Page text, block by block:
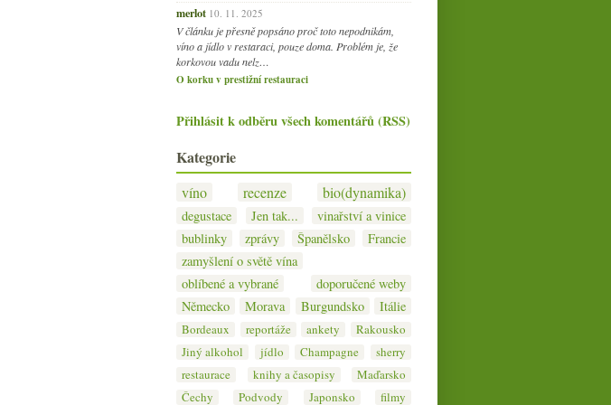
merlot 10. 11. 2025
V článku je přesně popsáno proč toto nepodnikám,
víno a jídlo v restaraci, pouze doma. Problém je, že
korkovou vadu nelz…
O korku v prestižní restauraci
Přihlásit k odběru všech komentářů (RSS)
Kategorie
víno recenze bio(dynamika)
degustace Jen tak...
vinařství a vinice
bublinky
zprávy Španělsko
Francie
zamyšlení o světě vína
oblíbené a vybrané
doporučené weby
Německo
Morava Burgundsko Itálie
Bordeaux reportáže ankety
Rakousko
Jiný alkohol
jídlo Champagne
sherry
restaurace
knihy a časopisy
Maďarsko
Čechy
Podvody Japonsko filmy